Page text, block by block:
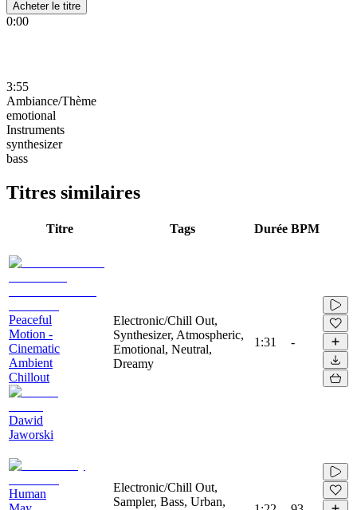
Acheter le titre
0:00
3:55
Ambiance/Thème
emotional
Instruments
synthesizer
bass
Titres similaires
Titre Tags Durée BPM
Peaceful
Motion -
Cinematic
Ambient
Chillout
Dawid
Jaworski
Electronic/Chill Out,
Synthesizer, Atmospheric,
Emotional, Neutral,
Dreamy
1:31 -
Human
Electronic/Chill Out,
Sampler, Bass, Urban,